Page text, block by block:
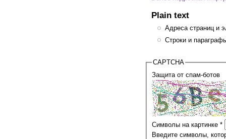
Plain text
Адреса страниц и
Строки и
CAPTCHA
Защита от спам-ботов
Символы на картинке*
Введите символы,